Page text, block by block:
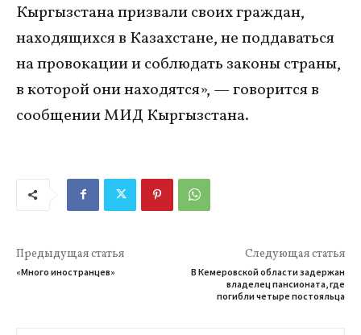
Кыргызстана призвали своих граждан,
находящихся в Казахстане, не поддаваться
на провокации и соблюдать законы страны,
в которой они находятся», — говорится в
сообщении МИД Кыргызстана.
Предыдущая статья
«Много иностранцев»
Следующая статья
В Кемеровской области задержан
владелец пансионата, где
погибли четыре постояльца